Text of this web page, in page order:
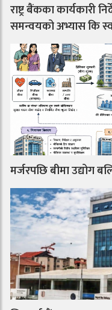
राष्ट्र बैंकका कार्यकारी
समन्वयको अभ्यास कि
मर्जरपछि बीमा उद्योग